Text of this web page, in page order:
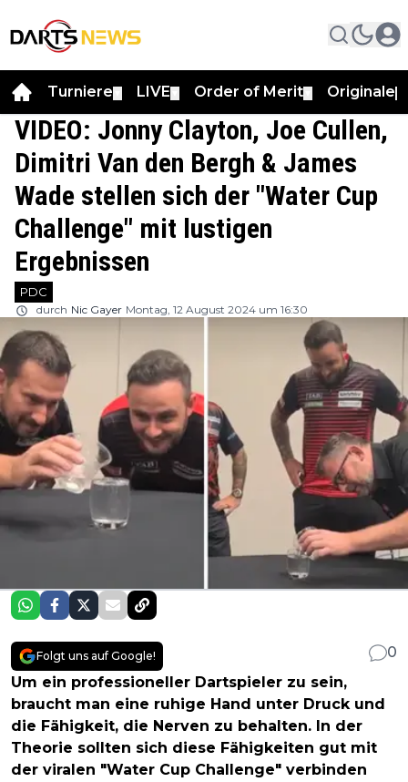
Turniere LIVE Order of Merit Originale
VIDEO: Jonny Clayton, Joe Cullen,
Dimitri Van den Bergh & James
Wade stellen sich der "Water Cup
Challenge" mit lustigen
Ergebnissen
PDC
durch Nic Gayer Montag, 12 August 2024 um 16:30
Folgt uns auf Google!
0
Um ein professioneller Dartspieler zu sein,
braucht man eine ruhige Hand unter Druck und
die Fähigkeit, die Nerven zu behalten. In der
Theorie sollten sich diese Fähigkeiten gut mit
der viralen "Water Cup Challenge" verbinden